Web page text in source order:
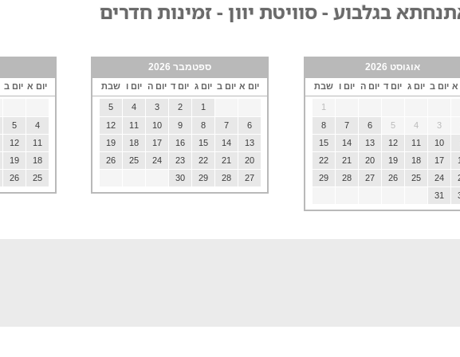
בגלבוע - סוויטת יוון - זמינות חדרים
אוגוסט 2026
א יום ב יום ג יום ד יום ה יום ו שבת
1
3
4
5
6
7
8
10
11
12
13
14
15
17
18
19
20
21
22
24
25
26
27
28
29
31
ספטמבר 2026
יום א יום ב יום ג יום ד יום ה יום ו שבת
1
2
3
4
5
6
7
8
9
10
11
12
13
14
15
16
17
18
19
20
21
22
23
24
25
26
27
28
29
30
יום א יום ב
4
5
11
12
18
19
25
26